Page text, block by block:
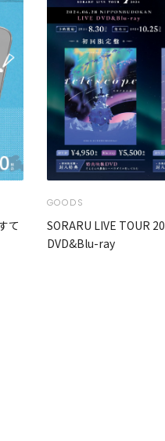
て
GOODS
SORARU LIVE TOUR
DVD&Blu-ray